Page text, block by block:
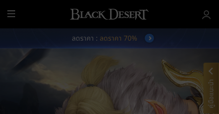
เ
ม
ลดราคา : ลดราคา 70%
คู่มือแนะนำ